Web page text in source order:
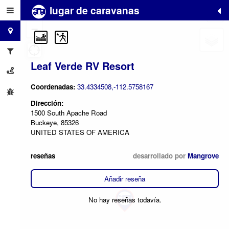
lugar de caravanas
Leaf Verde RV Resort
Coordenadas: 33.4334508,-112.5758167
Dirección:
1500 South Apache Road
Buckeye, 85326
UNITED STATES OF AMERICA
reseñas desarrollado por Mangrove
Añadir reseña
No hay reseñas todavía.
+
−